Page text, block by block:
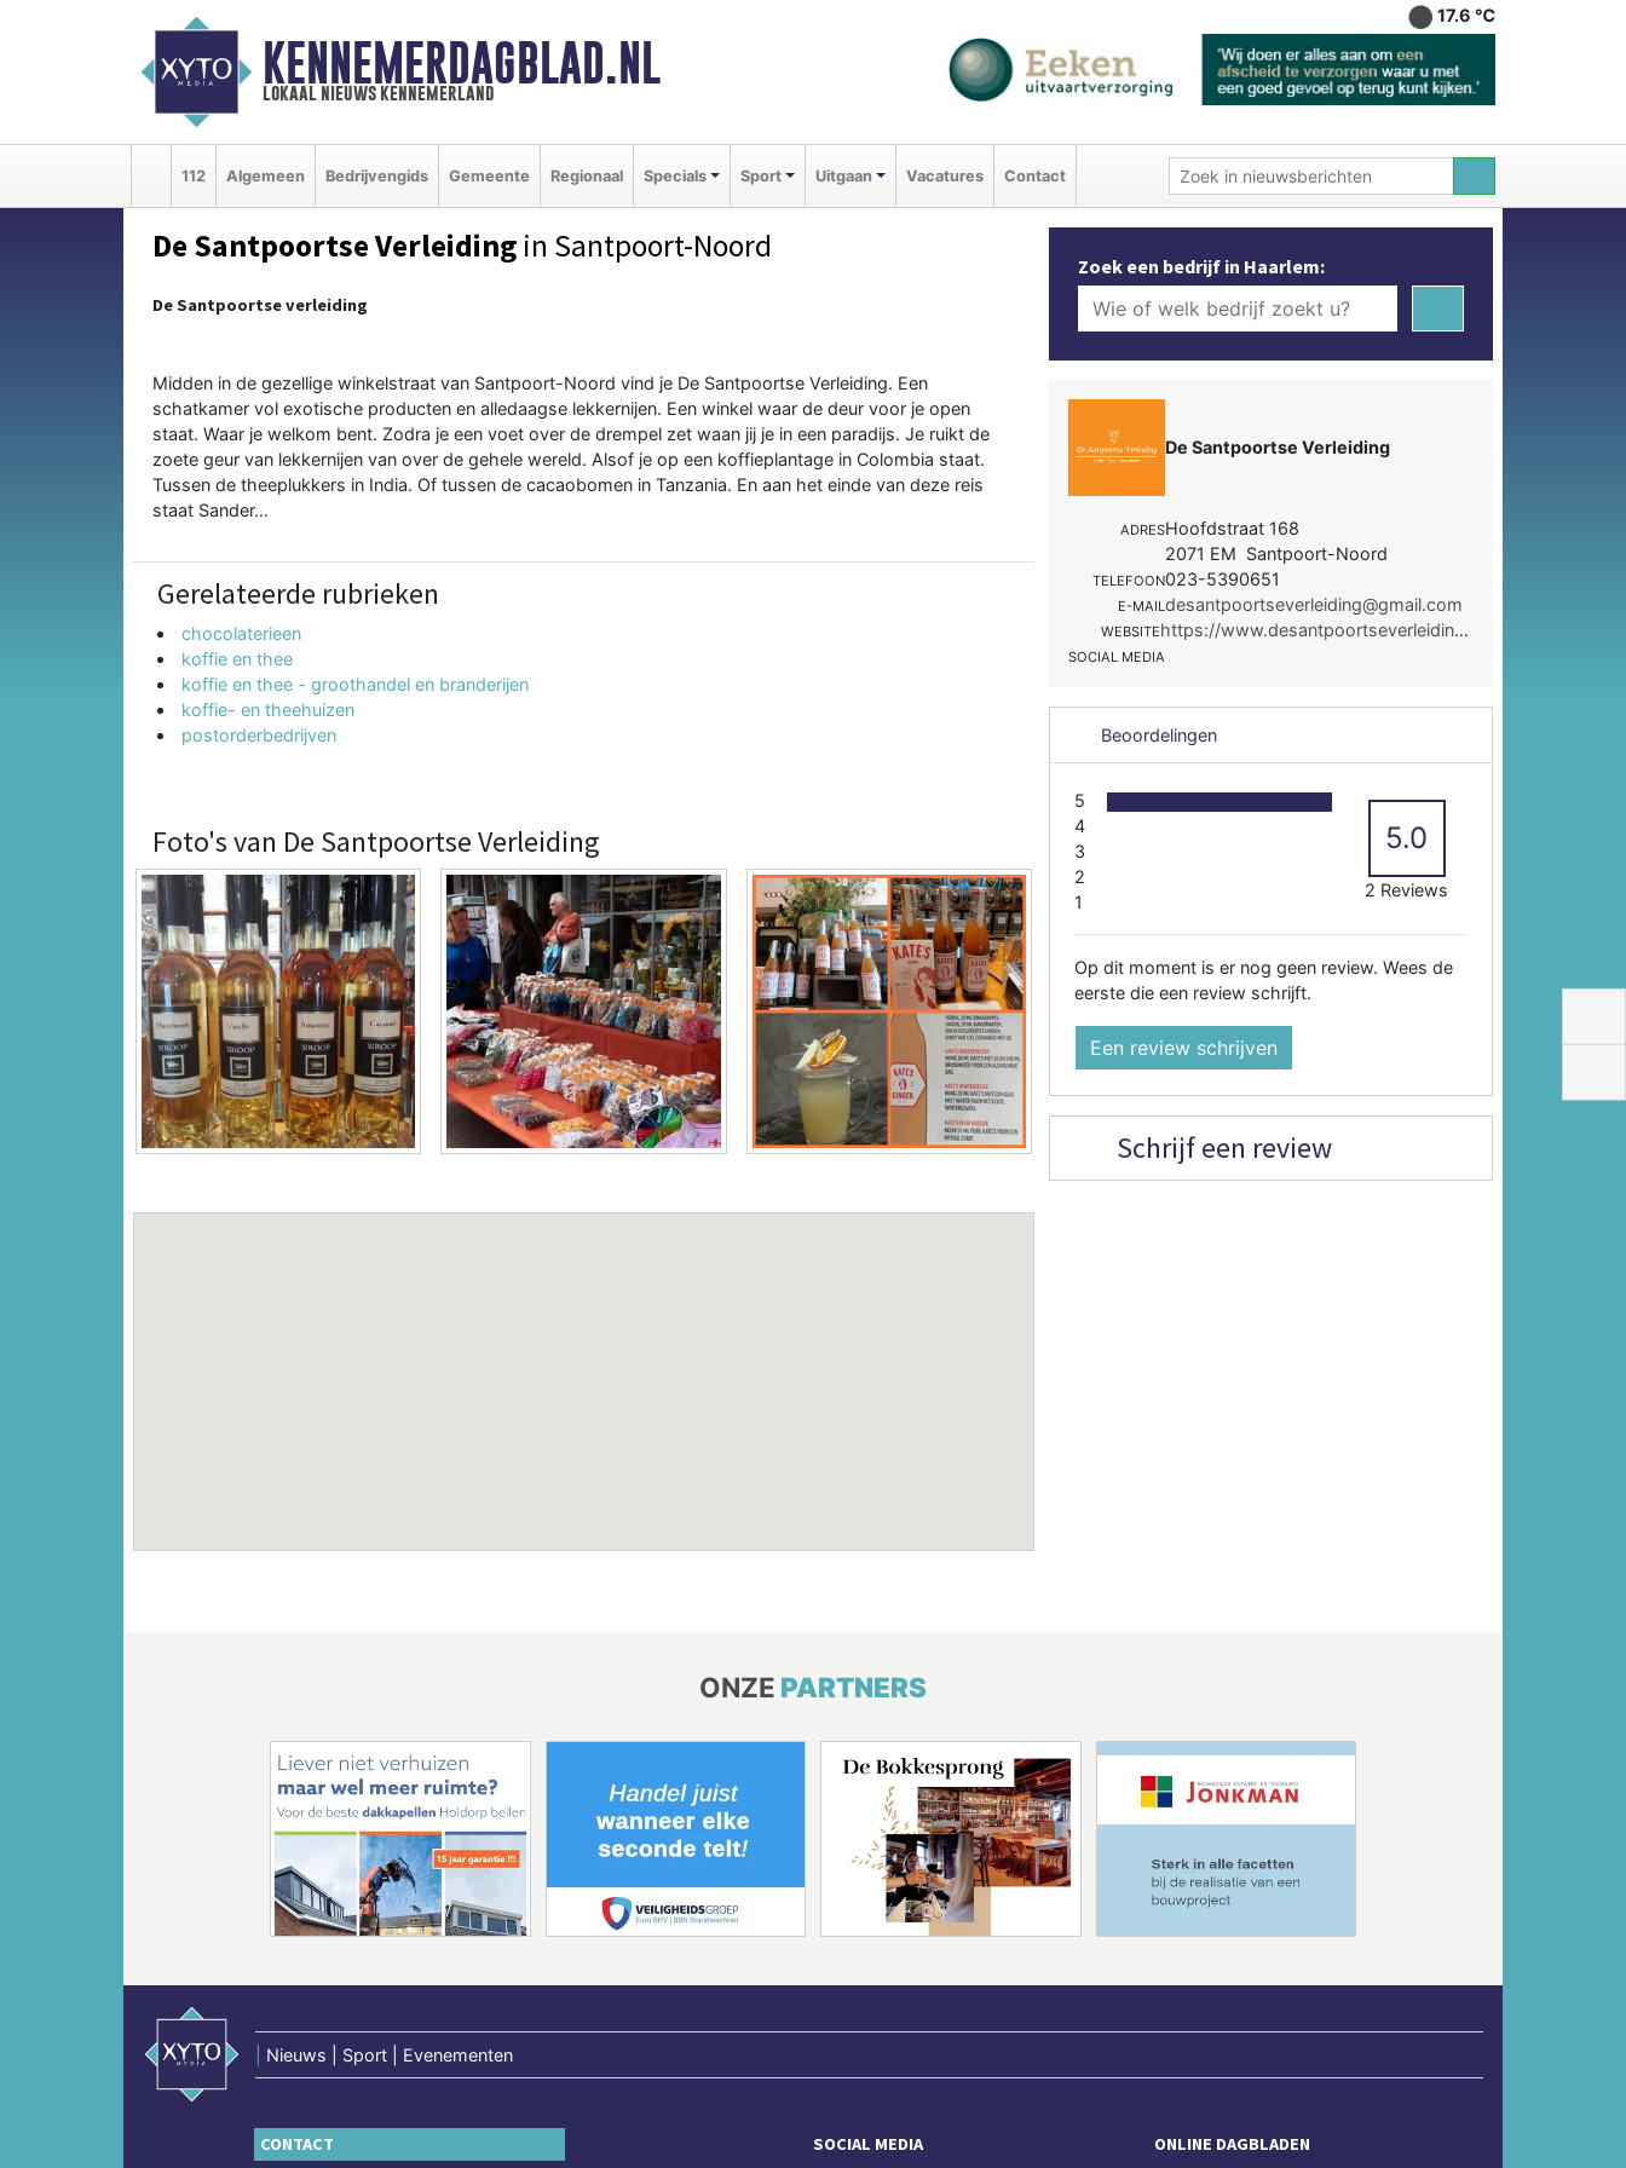
KENNEMERDAGBLAD.NL
lokaal nieuws kennemerland
17.6 ℃
112 Algemeen Bedrijvengids Gemeente Regionaal Specials Sport Uitgaan Vacatures Contact
De Santpoortse Verleiding in Santpoort-Noord
De Santpoortse verleiding
Midden in de gezellige winkelstraat van Santpoort-Noord vind je De Santpoortse Verleiding. Een
schatkamer vol exotische producten en alledaagse lekkernijen. Een winkel waar de deur voor je open
staat. Waar je welkom bent. Zodra je een voet over de drempel zet waan jij je in een paradijs. Je ruikt de
zoete geur van lekkernijen van over de gehele wereld. Alsof je op een koffieplantage in Colombia staat.
Tussen de theeplukkers in India. Of tussen de cacaobomen in Tanzania. En aan het einde van deze reis
staat Sander…
Gerelateerde rubrieken
chocolaterieen
koffie en thee
koffie en thee - groothandel en branderijen
koffie- en theehuizen
postorderbedrijven
Foto's van De Santpoortse Verleiding
Zoek een bedrijf in Haarlem:
De Santpoortse Verleiding
ADRESHoofdstraat 168
2071 EM Santpoort-Noord
TELEFOON023-5390651
E-MAILdesantpoortseverleiding@gmail.com
WEBSITE https://www.desantpoortseverleiding.nl/
SOCIAL MEDIA
Beoordelingen
5
4
3
2
1
5.0
2 Reviews
Op dit moment is er nog geen review. Wees de
eerste die een review schrijft.
Een review schrijven
Schrijf een review
ONZE PARTNERS
Nieuws | Sport | Evenementen
CONTACT SOCIAL MEDIA ONLINE DAGBLADEN